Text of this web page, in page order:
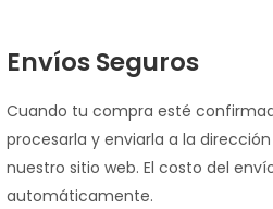
Envíos Seguros
Cuando tu compra esté
procesarla y enviarla a la
nuestro sitio web. El costo del
automáticamente.